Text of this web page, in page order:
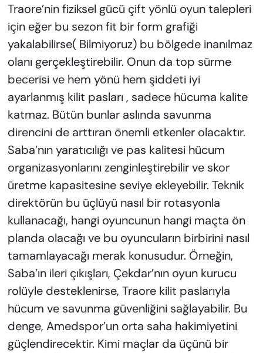
Traore’nin fiziksel gücü çift yönlü oyun talepleri
için eğer bu sezon fit bir form grafiği
yakalabilirse( Bilmiyoruz) bu bölgede inanılmaz
olanı gerçekleştirebilir. Onun da top sürme
becerisi ve hem yönü hem şiddeti iyi
ayarlanmış kilit pasları , sadece hücuma kalite
katmaz. Bütün bunlar aslında savunma
direncini de arttıran önemli etkenler olacaktır.
Saba’nın yaratıcılığı ve pas kalitesi hücum
organizasyonlarını zenginleştirebilir ve skor
üretme kapasitesine seviye ekleyebilir. Teknik
direktörün bu üçlüyü nasıl bir rotasyonla
kullanacağı, hangi oyuncunun hangi maçta ön
planda olacağı ve bu oyuncuların birbirini nasıl
tamamlayacağı merak konusudur. Örneğin,
Saba’ın ileri çıkışları, Çekdar’nın oyun kurucu
rolüyle desteklenirse, Traore kilit paslarıyla
hücum ve savunma güvenliğini sağlayabilir. Bu
denge, Amedspor’un orta saha hakimiyetini
güçlendirecektir. Kimi maçlar da üçünü bir